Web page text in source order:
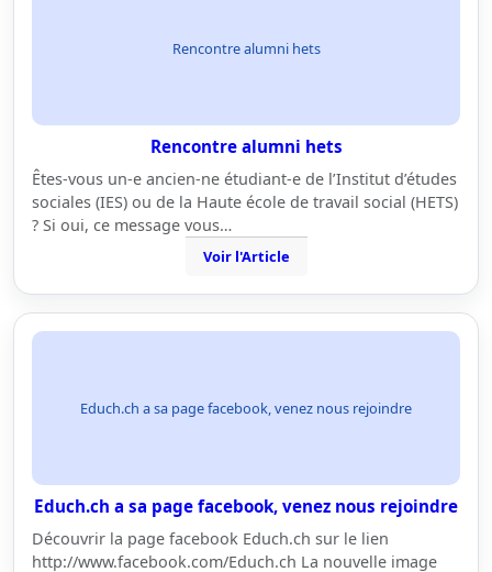
Rencontre alumni hets
Rencontre alumni hets
Êtes-vous un-e ancien-ne étudiant-e de l’Institut d’études
sociales (IES) ou de la Haute école de travail social (HETS)
? Si oui, ce message vous…
Voir l'Article
Educh.ch a sa page facebook, venez nous rejoindre
Educh.ch a sa page facebook, venez nous rejoindre
Découvrir la page facebook Educh.ch sur le lien
http://www.facebook.com/Educh.ch La nouvelle image